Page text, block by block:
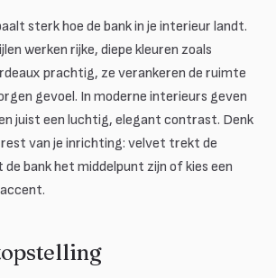
sterk hoe de bank in je interieur landt.
werken rijke, diepe kleuren zoals
prachtig, ze verankeren de ruimte
gevoel. In moderne interieurs geven
juist een luchtig, elegant contrast. Denk
van je inrichting: velvet trekt de
bank het middelpunt zijn of kies een